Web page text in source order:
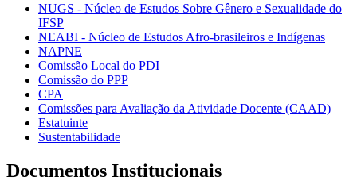
NUGS - Núcleo de Estudos Sobre Gênero e Sexualidade do
IFSP
NEABI - Núcleo de Estudos Afro-brasileiros e Indígenas
NAPNE
Comissão Local do PDI
Comissão do PPP
CPA
Comissões para Avaliação da Atividade Docente (CAAD)
Estatuinte
Sustentabilidade
Documentos Institucionais